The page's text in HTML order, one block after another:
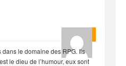
rounga
le domaine des RPG. Ils
le dieu de l’humour, eux sont